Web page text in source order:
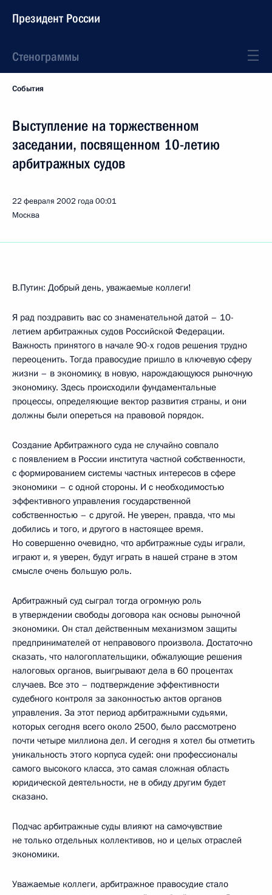
Президент России
Стенограммы
События
Выступление на торжественном
заседании, посвященном 10-летию
арбитражных судов
22 февраля 2002 года00:01
Москва
В.Путин: Добрый день, уважаемые коллеги!
Я рад поздравить вас со знаменательной датой – 10-
летием арбитражных судов Российской Федерации.
Важность принятого в начале 90-х годов решения трудно
переоценить. Тогда правосудие пришло в ключевую сферу
жизни – в экономику, в новую, нарождающуюся рыночную
экономику. Здесь происходили фундаментальные
процессы, определяющие вектор развития страны, и они
должны были опереться на правовой порядок.
Создание Арбитражного суда не случайно совпало
с появлением в России института частной собственности,
с формированием системы частных интересов в сфере
экономики – с одной стороны. И с необходимостью
эффективного управления государственной
собственностью – с другой. Не уверен, правда, что мы
добились и того, и другого в настоящее время.
Но совершенно очевидно, что арбитражные суды играли,
играют и, я уверен, будут играть в нашей стране в этом
смысле очень большую роль.
Арбитражный суд сыграл тогда огромную роль
в утверждении свободы договора как основы рыночной
экономики. Он стал действенным механизмом защиты
предпринимателей от неправового произвола. Достаточно
сказать, что налогоплательщики, обжалующие решения
налоговых органов, выигрывают дела в 60 процентах
случаев. Все это – подтверждение эффективности
судебного контроля за законностью актов органов
управления. За этот период арбитражными судьями,
которых сегодня всего около 2500, было рассмотрено
почти четыре миллиона дел. И сегодня я хотел бы отметить
уникальность этого корпуса судей: они профессионалы
самого высокого класса, это самая сложная область
юридической деятельности, не в обиду другим будет
сказано.
Подчас арбитражные суды влияют на самочувствие
не только отдельных коллективов, но и целых отраслей
экономики.
Уважаемые коллеги, арбитражное правосудие стало